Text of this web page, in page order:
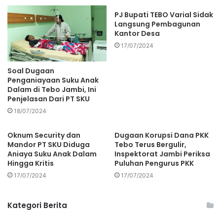
Soal Dugaan
Penganiayaan Suku Anak
Dalam di Tebo Jambi, Ini
Penjelasan Dari PT SKU
18/07/2024
PJ Bupati TEBO Varial Sidak
Langsung Pembagunan
Kantor Desa
17/07/2024
Oknum Security dan
Mandor PT SKU Diduga
Aniaya Suku Anak Dalam
Hingga Kritis
17/07/2024
Dugaan Korupsi Dana PKK
Tebo Terus Bergulir,
Inspektorat Jambi Periksa
Puluhan Pengurus PKK
17/07/2024
Kategori Berita